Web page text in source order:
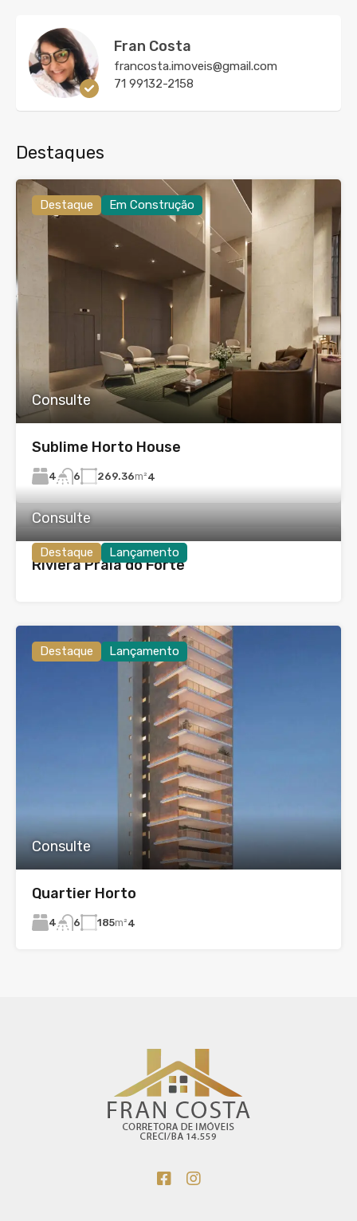
Fran Costa
francosta.imoveis@gmail.com
71 99132-2158
Destaques
Destaque Em Construção
Consulte
Sublime Horto House
4 6 269.36m²4
Destaque Lançamento
Consulte
Riviera Praia do Forte
Destaque Lançamento
Consulte
Quartier Horto
4 6 185m²4